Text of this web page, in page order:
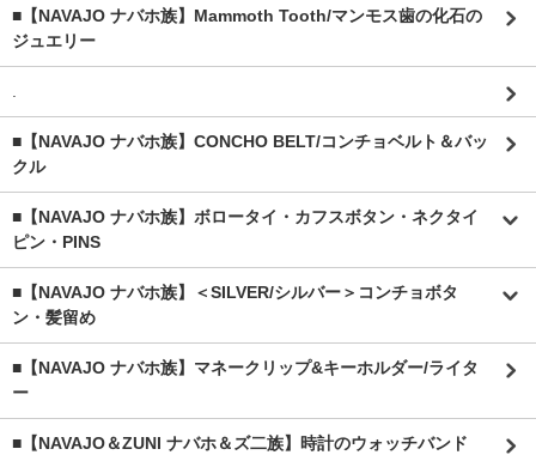
■【NAVAJO ナバホ族】Mammoth Tooth/マンモス歯の化石の
ジュエリー
.
■【NAVAJO ナバホ族】CONCHO BELT/コンチョベルト＆バッ
クル
■【NAVAJO ナバホ族】ボロータイ・カフスボタン・ネクタイ
ピン・PINS
■【NAVAJO ナバホ族】＜SILVER/シルバー＞コンチョボタ
ン・髪留め
■【NAVAJO ナバホ族】マネークリップ&キーホルダー/ライタ
ー
■【NAVAJO＆ZUNI ナバホ＆ズ二族】時計のウォッチバンド